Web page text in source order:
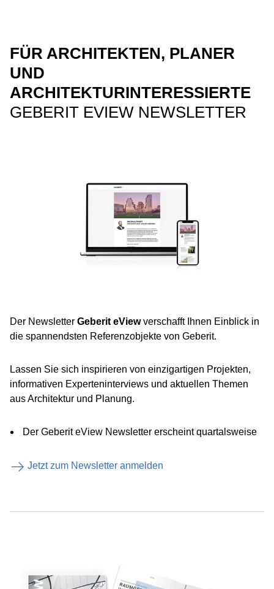
FÜR ARCHITEKTEN, PLANER
UND
ARCHITEKTURINTERESSIERTE
GEBERIT EVIEW NEWSLETTER
Der Newsletter Geberit eViewverschafft Ihnen Einblick in
die spannendsten Referenzobjekte von Geberit.
Lassen Sie sich inspirieren von einzigartigen Projekten,
informativen Experteninterviews und aktuellen Themen
aus Architektur und Planung.
Der Geberit eView Newsletter erscheint quartalsweise
Jetzt zum Newsletter anmelden